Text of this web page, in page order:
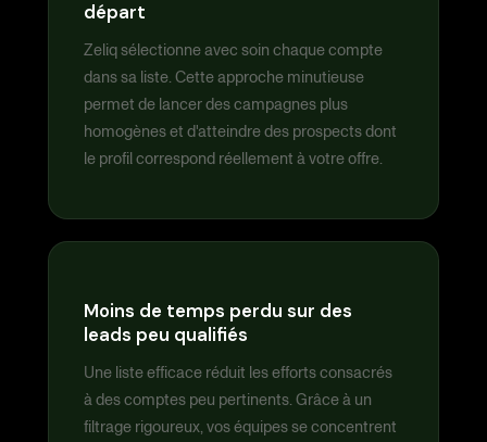
départ
Zeliq sélectionne avec soin chaque compte
dans sa liste. Cette approche minutieuse
permet de lancer des campagnes plus
homogènes et d'atteindre des prospects dont
le profil correspond réellement à votre offre.
Moins de temps perdu sur des
leads peu qualifiés
Une liste efficace réduit les efforts consacrés
à des comptes peu pertinents. Grâce à un
filtrage rigoureux, vos équipes se concentrent